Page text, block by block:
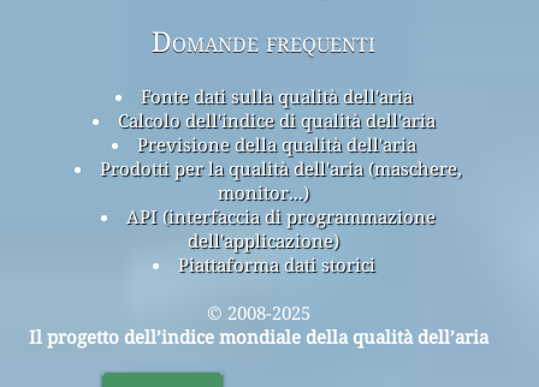
Domande frequenti
Fonte dati sulla qualità dell'aria
Calcolo dell'indice di qualità dell'aria
Previsione della qualità dell'aria
Prodotti per la qualità dell'aria (maschere,
monitor...)
API (interfaccia di programmazione
dell'applicazione)
Piattaforma dati storici
© 2008-2025
Il progetto dell’indice mondiale della qualità dell’aria